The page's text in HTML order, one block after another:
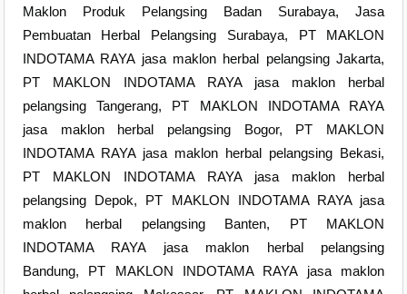
Maklon Produk Pelangsing Badan Surabaya, Jasa
Pembuatan Herbal Pelangsing Surabaya, PT MAKLON
INDOTAMA RAYA jasa maklon herbal pelangsing Jakarta,
PT MAKLON INDOTAMA RAYA jasa maklon herbal
pelangsing Tangerang, PT MAKLON INDOTAMA RAYA
jasa maklon herbal pelangsing Bogor, PT MAKLON
INDOTAMA RAYA jasa maklon herbal pelangsing Bekasi,
PT MAKLON INDOTAMA RAYA jasa maklon herbal
pelangsing Depok, PT MAKLON INDOTAMA RAYA jasa
maklon herbal pelangsing Banten, PT MAKLON
INDOTAMA RAYA jasa maklon herbal pelangsing
Bandung, PT MAKLON INDOTAMA RAYA jasa maklon